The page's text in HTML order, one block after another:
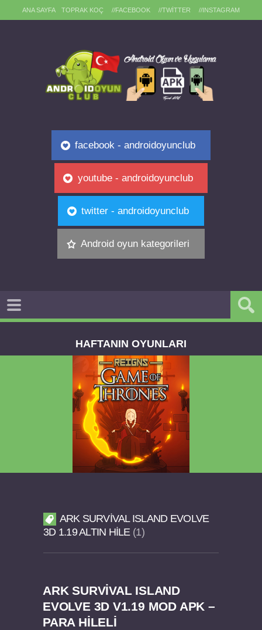
ANA SAYFA TOPRAK KOÇ //FACEBOOK //TWITTER //INSTAGRAM
facebook - androidoyunclub
youtube - androidoyunclub
twitter - androidoyunclub
Android oyun kategorileri
HAFTANIN OYUNLARI
Dream Road Multiplayer v1.4.2 PARA HİLELİ
Felix the Reaper v1.25 FULL APK
ARK SURVIVAL ISLAND EVOLVE
3D 1.19 ALTIN HILE 1
ARK SURVIVAL ISLAND
EVOLVE 3D V1.19 MOD APK –
PARA HİLELİ